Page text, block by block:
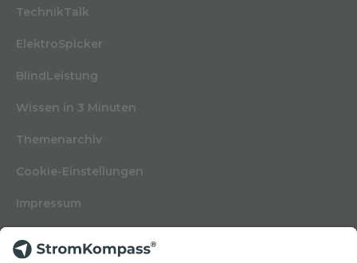
TechnikTalk
ElektroSpicker
BlindLeistung
Wissen in 3 Minuten
Themenarchiv
Cookie-Einstellungen
Impressum